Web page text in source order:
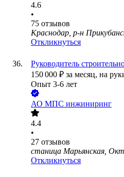
4.6
•
75 отзывов
Краснодар, р-н
Откликнуться
Руководитель
150 000 ₽ за месяц, на
Опыт 3-6 лет
АО МПС инжиниринг
4.4
•
27 отзывов
станица Марьянская,
Откликнуться